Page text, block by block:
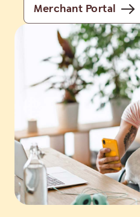
Merchant Portal